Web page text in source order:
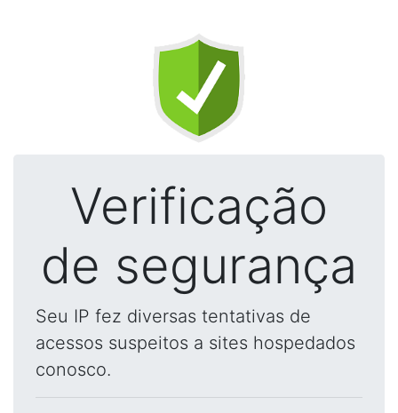
Verificação
de segurança
Seu IP fez diversas tentativas de
acessos suspeitos a sites hospedados
conosco.